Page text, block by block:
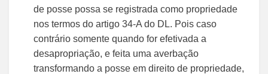
de posse possa se registrada como propriedade
nos termos do artigo 34-A do DL. Pois caso
contrário somente quando for efetivada a
desapropriação, e feita uma averbação
transformando a posse em direito de propriedade,